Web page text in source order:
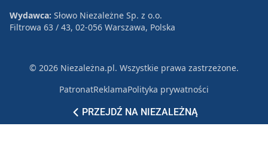
PRZEJDŹ NA NIEZALEŻNĄ
Wydawca: Słowo Niezależne Sp. z o.o.
Filtrowa 63 / 43, 02-056 Warszawa, Polska
© 2026 Niezależna.pl. Wszystkie prawa zastrzeżone.
PatronatReklamaPolityka prywatności